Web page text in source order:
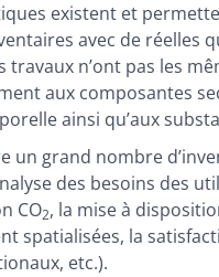
existent et
avec de réelles
travaux n’ont pas les
aux composantes
ainsi qu’aux
un grand nombre
des besoins des
CO2, la mise à
spatialisées, la
etc.).